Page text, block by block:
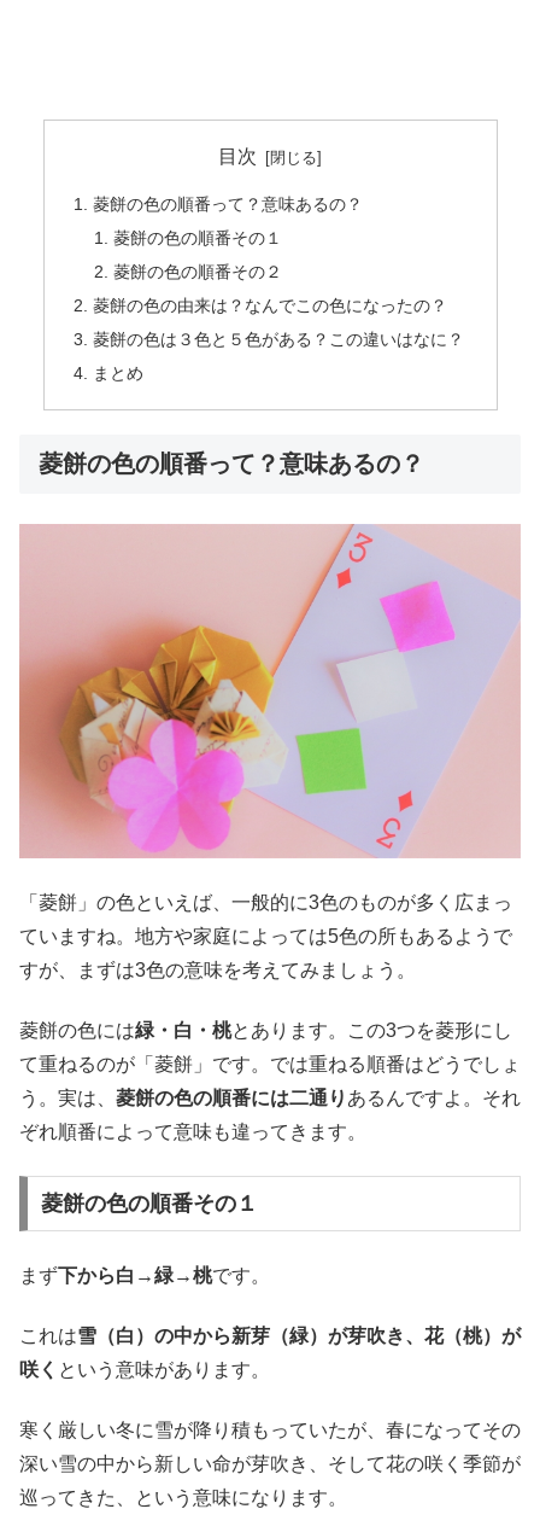
目次
菱餅の色の順番って？意味あるの？
菱餅の色の順番その１
菱餅の色の順番その２
菱餅の色の由来は？なんでこの色になったの？
菱餅の色は３色と５色がある？この違いはなに？
まとめ
菱餅の色の順番って？意味あるの？
「菱餅」の色といえば、一般的に3色のものが多く広まっ
ていますね。地方や家庭によっては5色の所もあるようで
すが、まずは3色の意味を考えてみましょう。
菱餅の色には緑・白・桃とあります。この3つを菱形にし
て重ねるのが「菱餅」です。では重ねる順番はどうでしょ
う。実は、 菱餅の色の順番には二通り あるんですよ。それ
ぞれ順番によって意味も違ってきます。
菱餅の色の順番その１
まず下から白→緑→桃です。
これは雪（白）の中から新芽（緑）が芽吹き、花（桃）が
咲く という意味があります。
寒く厳しい冬に雪が降り積もっていたが、春になってその
深い雪の中から新しい命が芽吹き、そして花の咲く季節が
巡ってきた、という意味になります。